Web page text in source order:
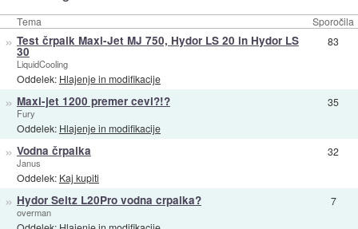
Tema Sporočila
» Test črpalk Maxi-Jet MJ 750, Hydor LS 20 in Hydor LS
30
LiquidCooling
Oddelek: Hlajenje in modifikacije
83
» Maxi-jet 1200 premer cevi?!?
Fury
Oddelek: Hlajenje in modifikacije
35
» Vodna črpalka
Janus
Oddelek: Kaj kupiti
32
» Hydor Seltz L20Pro vodna crpalka?
overman
7